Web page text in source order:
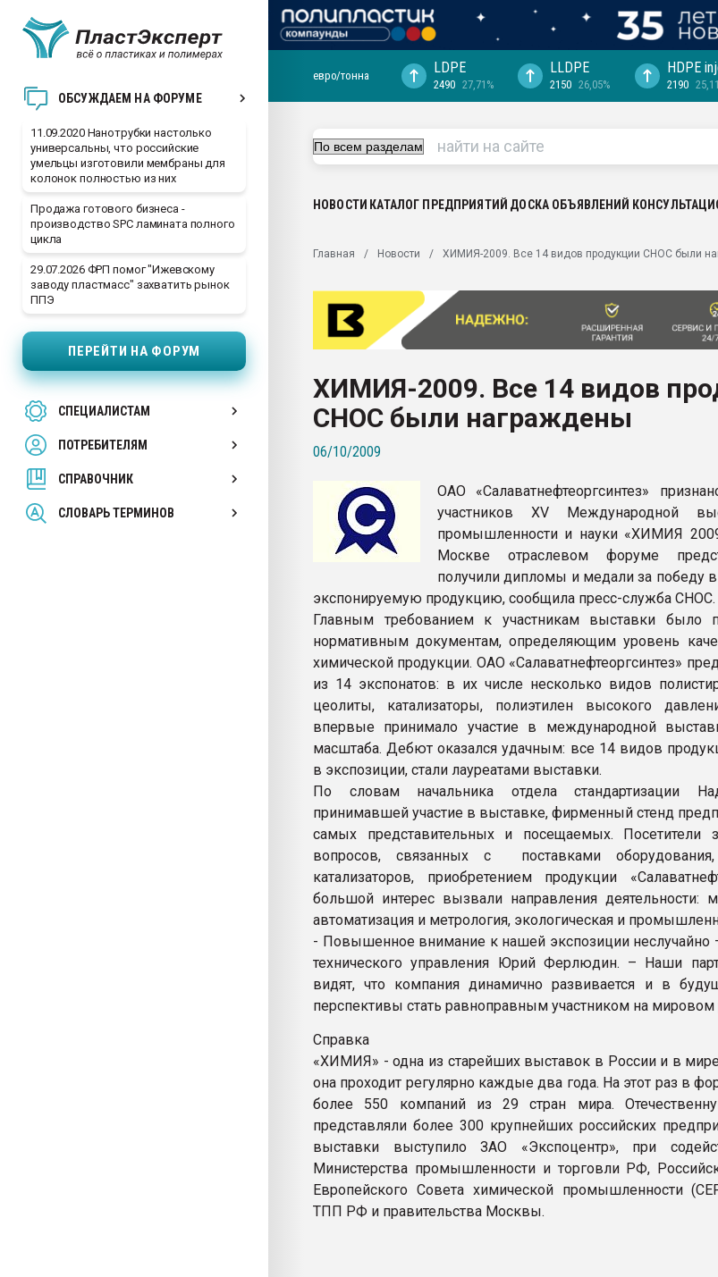
ОБСУЖДАЕМ НА ФОРУМЕ
11.09.2020 Нанотрубки настолько
универсальны, что российские
умельцы изготовили мембраны для
колонок полностью из них
Продажа готового бизнеса -
производство SPC ламината полного
цикла
29.07.2026 ФРП помог "Ижевскому
заводу пластмасс" захватить рынок
ППЭ
ПЕРЕЙТИ НА ФОРУМ
СПЕЦИАЛИСТАМ
ПОТРЕБИТЕЛЯМ
СПРАВОЧНИК
СЛОВАРЬ ТЕРМИНОВ
28.07.2026 Автоматизация выходит на
Материал поверхности пуансона для
вакуумного формования
Armaloy PC/ABS-1IM черный цвет
26.07.2022 "Сибирский титан" стал
намного дороже
ПЕРЕЙТИ НА ФОРУМ
евро/тонна LDPE
2490 27,71%
LLDPE
2150 26,05%
HDPE
2190
НОВОСТИ КАТАЛОГ ПРЕДПРИЯТИЙ ДОСКА ОБЪЯВЛЕНИЙ
Главная Новости ХИМИЯ-2009. Все 14 видов продукции СНОС были
ХИМИЯ-2009. Все 14 видов
СНОС были награждены
06/10/2009
ОАО «Салаватнефтеоргсинтез»
участников XV Международной
промышленности и науки «ХИМИЯ
Москве отраслевом форуме
получили дипломы и медали за победу
экспонируемую продукцию, сообщила пресс-служба СНОС.
Главным требованием к участникам выставки было
нормативным документам, определяющим уровень
химической продукции. ОАО «Салаватнефтеоргсинтез»
из 14 экспонатов: в их числе несколько видов
цеолиты, катализаторы, полиэтилен высокого
впервые принимало участие в международной
масштаба. Дебют оказался удачным: все 14 видов
в экспозиции, стали лауреатами выставки.
По словам начальника отдела стандартизации
принимавшей участие в выставке, фирменный стенд
самых представительных и посещаемых. Посетители
вопросов, связанных с поставками
катализаторов, приобретением продукции
большой интерес вызвали направления деятельности:
автоматизация и метрология, экологическая и
- Повышенное внимание к нашей экспозиции неслучайно
технического управления Юрий Ферлюдин. – Наши
видят, что компания динамично развивается и в
перспективы стать равноправным участником на
Справка
«ХИМИЯ» - одна из старейших выставок в России и в
она проходит регулярно каждые два года. На этот раз в
более 550 компаний из 29 стран мира.
представляли более 300 крупнейших российских
выставки выступило ЗАО «Экспоцентр», при
Министерства промышленности и торговли РФ,
Европейского Совета химической промышленности
ТПП РФ и правительства Москвы.